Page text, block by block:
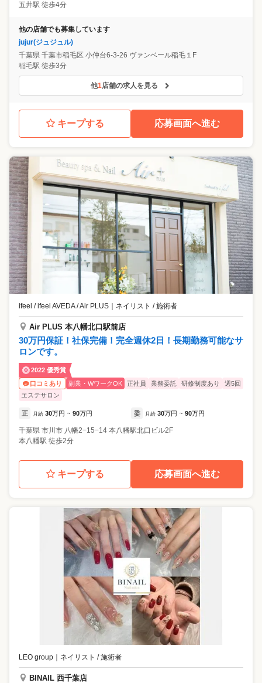
五井駅 徒歩4分
他の店舗でも募集しています
jujur(ジュジュル)
千葉県 千葉市稲毛区 小仲台6-3-26 ヴァンベール稲毛１F
稲毛駅 徒歩3分
他1店舗の求人を見る
キープする 応募画面へ進む
ifeel / ifeel AVEDA / Air PLUS ネイリスト / 施術者
Air PLUS 本八幡北口駅前店
30万円保証！社保完備！完全週休2日！長期勤務可能なサ
ロンです。
2022 優秀賞
口コミあり
副業・WワークOK 正社員 業務委託 研修制度あり
週5回
エステサロン
正 月給 30万円 ~ 90万円 委 月給 30万円 ~ 90万円
千葉県 市川市 八幡2−15−14 本八幡駅北口ビル2F
本八幡駅 徒歩2分
キープする 応募画面へ進む
LEO group ｜ ネイリスト / 施術者
BINAIL 西千葉店